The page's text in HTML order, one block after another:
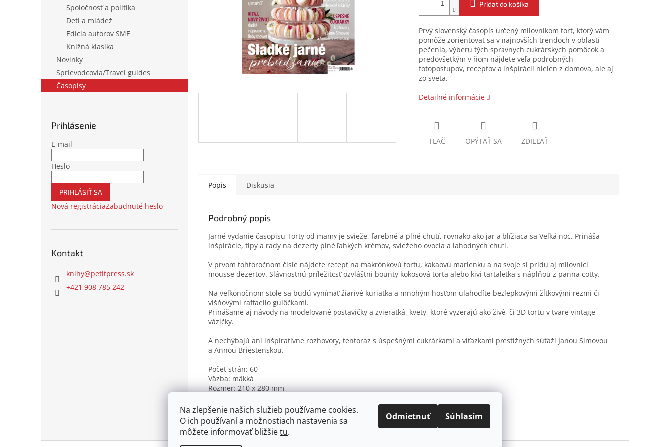
Na zlepšenie našich služieb používame cookies.
O ich používaní a možnostiach nastavenia sa
môžete informovať bližšietu.
Odmietnuť Súhlasím
Spoločnosť a politika
Deti a mládež
Edícia autorov SME
Knižná klasika
Novinky
Sprievodcovia/Travel guides
Časopisy
Prihlásenie
E-mail
Heslo
PRIHLÁSIŤ SA
Nová registráciaZabudnuté heslo
Kontakt
knihy@petitpress.sk
+421 908 785 242
Pridať do košíka
Prvý slovenský časopis určený milovníkom tort, ktorý vám
pomôže zorientovať sa v najnovších trendoch v oblasti
pečenia, výberu tých správnych cukrárskych pomôcok a
predovšetkým v ňom nájdete veľa podrobných
fotopostupov, receptov a inšpirácií nielen z domova, ale aj
zo sveta.
Detailné informácie
TLAČ OPÝTAŤ SA ZDIEĽAŤ
Popis Diskusia
Podrobný popis
Jarné vydanie časopisu Torty od mamy je svieže, farebné a plné chutí, rovnako ako jar a blížiaca sa Veľká noc. Prináša
inšpirácie, tipy a rady na dezerty plné ľahkých krémov, sviežeho ovocia a lahodných chutí.
V prvom tohtoročnom čísle nájdete recept na makrónkovú tortu, kakaovú marlenku a na svoje si prídu aj milovníci
mousse dezertov. Slávnostnú príležitosť ozvláštni bounty kokosová torta alebo kivi tartaletka s náplňou z panna cotty.
Na veľkonočnom stole sa budú vynímať žiarivé kuriatka a mnohým hosťom ulahodíte bezlepkovými žĺtkovými rezmi či
višňovými raffaello guľôčkami.
Prinášame aj návody na modelované postavičky a zvieratká, kvety, ktoré vyzerajú ako živé, či 3D tortu v tvare vintage
vázičky.
A nechýbajú ani inšpiratívne rozhovory, tentoraz s úspešnými cukrárkami a víťazkami prestížnych súťaží Janou Simovou
a Annou Briestenskou.
Počet strán: 60
Väzba: mäkká
Rozmer: 210 x 280 mm
Rok vydania: 2026